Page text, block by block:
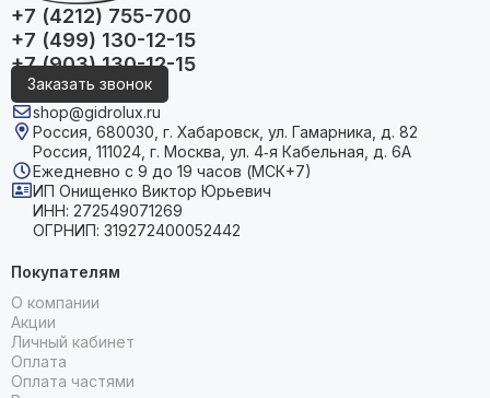
+7 (4212) 755-700
+7 (499) 130-12-15
+7 (903) 130-12-15
Заказать звонок
shop@gidrolux.ru
Россия, 680030, г. Хабаровск, ул. Гамарника, д. 82
Россия, 111024, г. Москва, ул. 4‑я Кабельная, д. 6А
Ежедневно с 9 до 19 часов (МСК+7)
ИП Онищенко Виктор Юрьевич
ИНН: 272549071269
ОГРНИП: 319272400052442
Покупателям
О компании
Акции
Личный кабинет
Оплата
Оплата частями